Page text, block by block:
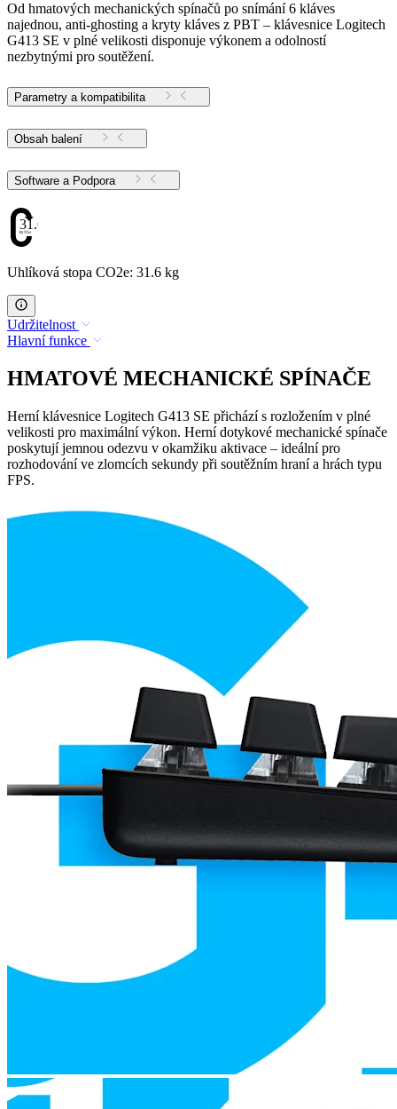
Od hmatových mechanických spínačů po snímání 6 kláves
najednou, anti-ghosting a kryty kláves z PBT – klávesnice Logitech
G413 SE v plné velikosti disponuje výkonem a odolností
nezbytnými pro soutěžení.
Parametry a kompatibilita
Obsah balení
Software a Podpora
31.6
Uhlíková stopa CO2e: 31.6 kg
Udržitelnost
Hlavní funkce
HMATOVÉ MECHANICKÉ SPÍNAČE
Herní klávesnice Logitech G413 SE přichází s rozložením v plné
velikosti pro maximální výkon. Herní dotykové mechanické spínače
poskytují jemnou odezvu v okamžiku aktivace – ideální pro
rozhodování ve zlomcích sekundy při soutěžním hraní a hrách typu
FPS.